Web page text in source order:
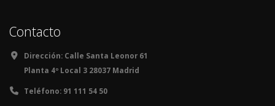
Contacto
Dirección: Calle Santa Leonor 61
Planta 4º Local 3 28037 Madrid
Teléfono: 91 111 54 50